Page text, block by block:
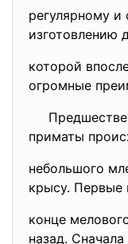
регулярному и
изготовлению
которой
огромные
приматы
небольшого
крысу. Первые
конце
назад.